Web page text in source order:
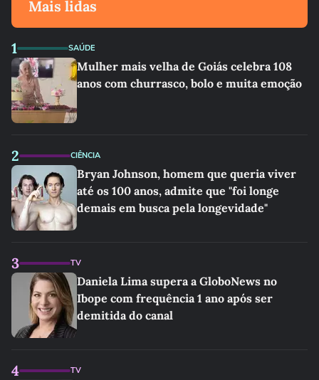
Mais lidas
1 SAÚDE
Mulher mais velha de Goiás celebra 108
anos com churrasco, bolo e muita emoção
2 CIÊNCIA
Bryan Johnson, homem que queria viver
até os 100 anos, admite que "foi longe
demais em busca pela longevidade"
3 TV
Daniela Lima supera a GloboNews no
Ibope com frequência 1 ano após ser
demitida do canal
4 TV